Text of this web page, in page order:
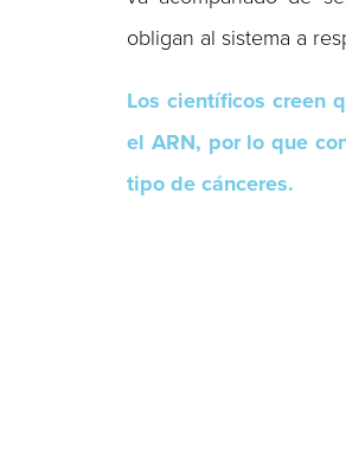
obligan al sistema a
Los científicos creen
el ARN, por lo que
tipo de cánceres.